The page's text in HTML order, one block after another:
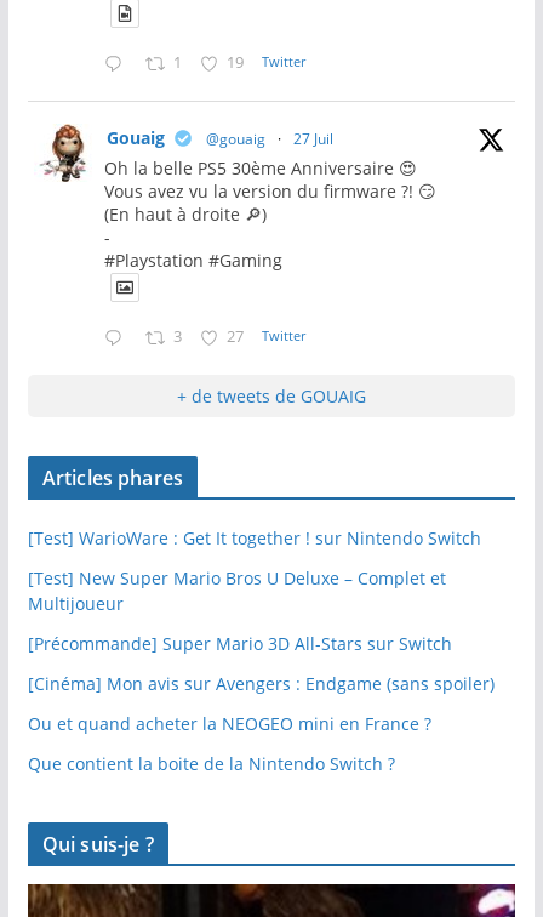
1 19 Twitter
Gouaig @gouaig · 27 Juil
Oh la belle PS5 30ème Anniversaire 😍
Vous avez vu la version du firmware ?! 😏
(En haut à droite 🔎)
-
#Playstation #Gaming
3 27 Twitter
+ de tweets de GOUAIG
Articles phares
[Test] WarioWare : Get It together ! sur Nintendo Switch
[Test] New Super Mario Bros U Deluxe – Complet et
Multijoueur
[Précommande] Super Mario 3D All-Stars sur Switch
[Cinéma] Mon avis sur Avengers : Endgame (sans spoiler)
Ou et quand acheter la NEOGEO mini en France ?
Que contient la boite de la Nintendo Switch ?
Qui suis-je ?